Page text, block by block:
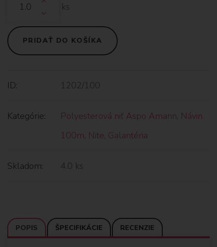
ks
PRIDAŤ DO KOŠÍKA
ID: 1202/100
Kategórie: Polyesterová niť Aspo Amann, Návin
100m, Nite, Galantéria
Skladom: 4.0 ks
POPIS ŠPECIFIKÁCIE RECENZIE